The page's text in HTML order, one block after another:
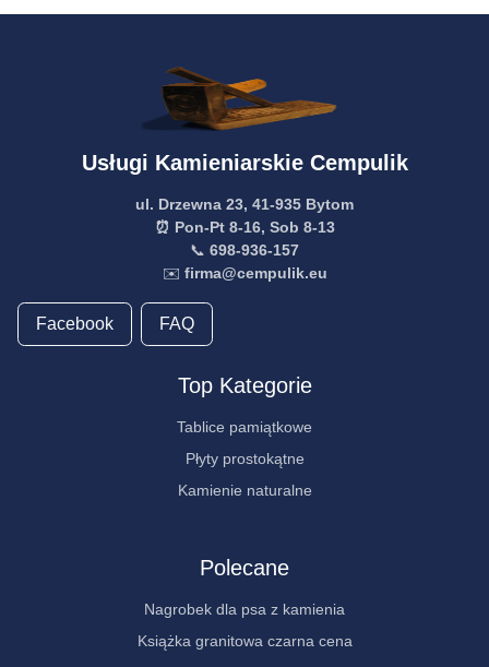
Usługi Kamieniarskie Cempulik
ul. Drzewna 23, 41-935 Bytom
⏰ Pon-Pt 8-16, Sob 8-13
📞 698-936-157
✉️ firma@cempulik.eu
Facebook FAQ
Top Kategorie
Tablice pamiątkowe
Płyty prostokątne
Kamienie naturalne
Polecane
Nagrobek dla psa z kamienia
Książka granitowa czarna cena